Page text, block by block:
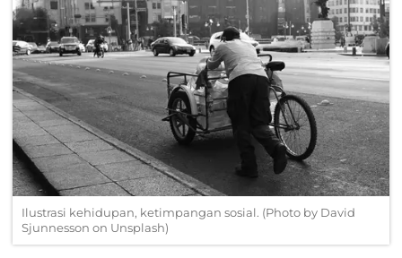
Ilustrasi kehidupan, ketimpangan sosial. (Photo by David
Sjunnesson on Unsplash)